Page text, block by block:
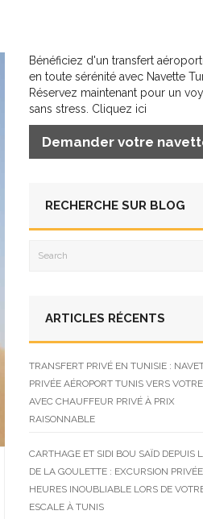
Bénéficiez d'un transfert
en toute sérénité avec Navette
Réservez maintenant pour un
sans stress. Cliquez ici
Demander votre
RECHERCHE SUR BLOG
ARTICLES RÉCENTS
TRANSFERT PRIVÉ EN TUNISIE :
PRIVÉE AÉROPORT TUNIS VERS
AVEC CHAUFFEUR PRIVÉ À PRIX
RAISONNABLE
CARTHAGE ET SIDI BOU SAÏD DEPUIS
DE LA GOULETTE : EXCURSION
HEURES INOUBLIABLE LORS DE
ESCALE À TUNIS